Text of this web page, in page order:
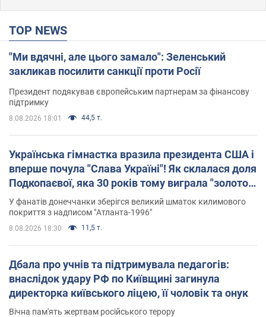
TOP NEWS
"Ми вдячні, але цього замало": Зеленський
закликав посилити санкції проти Росії
Президент подякував європейським партнерам за фінансову
підтримку
8.08.2026 18:01 44,5 т.
Українська гімнастка вразила президента США і
вперше почула "Слава Україні"! Як склалася доля
Подкопаєвої, яка 30 років тому виграла "золото"
Олімпіади
У фанатів донеччанки зберігся великий шматок килимового
покриття з надписом "Атланта-1996"
8.08.2026 18:30 11,5 т.
Дбала про учнів та підтримувала педагогів:
внаслідок удару РФ по Київщині загинула
директорка київського ліцею, її чоловік та онук
Вічна пам'ять жертвам російського терору